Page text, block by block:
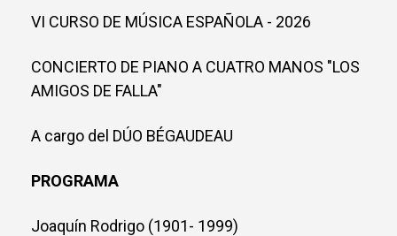
VI CURSO DE MÚSICA ESPAÑOLA - 2026
CONCIERTO DE PIANO A CUATRO MANOS "LOS
AMIGOS DE FALLA"
A cargo del DÚO BÉGAUDEAU
PROGRAMA
Joaquín Rodrigo (1901- 1999)